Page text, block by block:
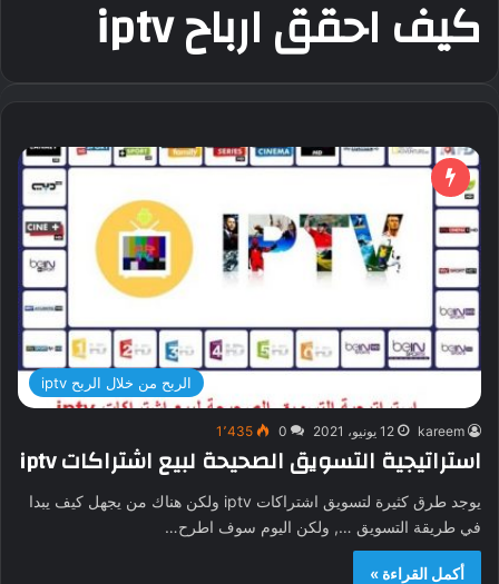
كيف احقق ارباح iptv
الربح من خلال الربح iptv
kareem 12 يونيو، 2021 0 1٬435
استراتيجية التسويق الصحيحة لبيع اشتراكات iptv
يوجد طرق كثيرة لتسويق اشتراكات iptv ولكن هناك من يجهل كيف يبدا
في طريقة التسويق …, ولكن اليوم سوف اطرح…
أكمل القراءة »